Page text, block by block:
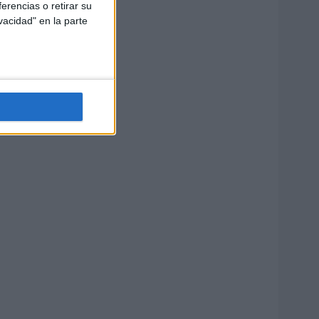
o retirar su
en la parte